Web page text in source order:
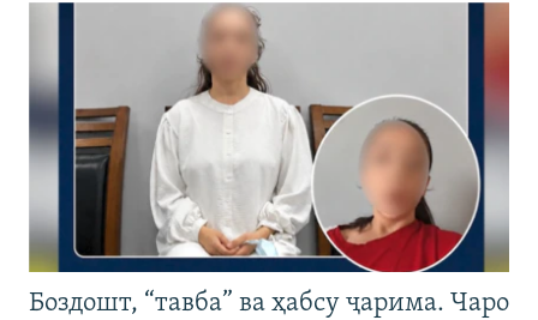
Боздошт, “тавба” ва ҳабсу ҷарима. Чаро